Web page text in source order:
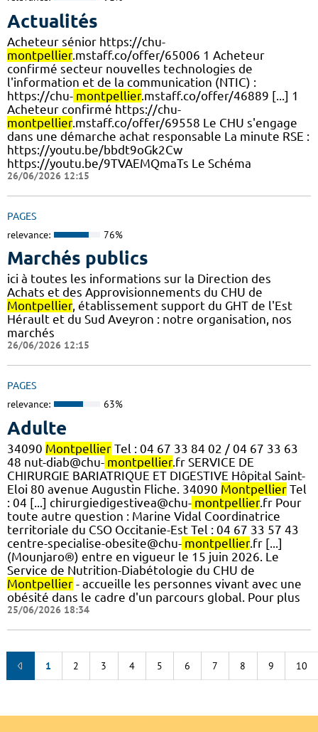
Actualités
Acheteur sénior https://chu-
montpellier.mstaff.co/offer/65006 1 Acheteur
confirmé secteur nouvelles technologies de
l'information et de la communication (NTIC) :
https://chu- montpellier.mstaff.co/offer/46889 [...] 1
Acheteur confirmé https://chu-
montpellier.mstaff.co/offer/69558 Le CHU s'engage
dans une démarche achat responsable La minute RSE :
https://youtu.be/bbdt9oGk2Cw
https://youtu.be/9TVAEMQmaTs Le Schéma
26/06/2026 12:15
PAGES
relevance: 76%
Marchés publics
ici à toutes les informations sur la Direction des
Achats et des Approvisionnements du CHU de
Montpellier, établissement support du GHT de l'Est
Hérault et du Sud Aveyron : notre organisation, nos
marchés
26/06/2026 12:15
PAGES
relevance: 63%
Adulte
34090 Montpellier Tel : 04 67 33 84 02 / 04 67 33 63
48 nut-diab@chu- montpellier.fr SERVICE DE
CHIRURGIE BARIATRIQUE ET DIGESTIVE Hôpital Saint-
Eloi 80 avenue Augustin Fliche. 34090 Montpellier Tel
: 04 [...] chirurgiedigestivea@chu- montpellier.fr Pour
toute autre question : Marine Vidal Coordinatrice
territoriale du CSO Occitanie-Est Tel : 04 67 33 57 43
centre-specialise-obesite@chu- montpellier.fr [...]
(Mounjaro®) entre en vigueur le 15 juin 2026. Le
Service de Nutrition-Diabétologie du CHU de
Montpellier - accueille les personnes vivant avec une
obésité dans le cadre d'un parcours global. Pour plus
25/06/2026 18:34
1 2 3 4 5 6 7 8 9 10